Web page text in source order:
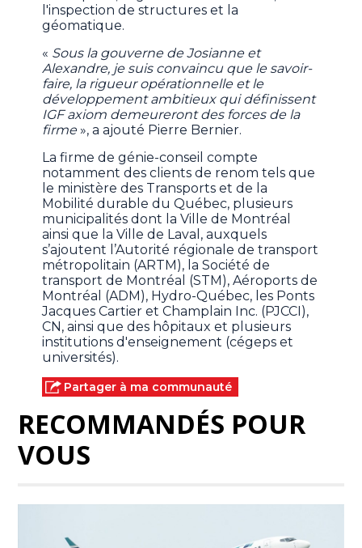
l'inspection de structures et la
géomatique.
« Sous la gouverne de Josianne et
Alexandre, je suis convaincu que le savoir-
faire, la rigueur opérationnelle et le
développement ambitieux qui définissent
IGF axiom demeureront des forces de la
firme», a ajouté Pierre Bernier.
La firme de génie-conseil compte
notamment des clients de renom tels que
le ministère des Transports et de la
Mobilité durable du Québec, plusieurs
municipalités dont la Ville de Montréal
ainsi que la Ville de Laval, auxquels
s’ajoutent l’Autorité régionale de transport
métropolitain (ARTM), la Société de
transport de Montréal (STM), Aéroports de
Montréal (ADM), Hydro-Québec, les Ponts
Jacques Cartier et Champlain Inc. (PJCCI),
CN, ainsi que des hôpitaux et plusieurs
institutions d'enseignement (cégeps et
universités).
Partager à ma communauté
RECOMMANDÉS POUR
VOUS